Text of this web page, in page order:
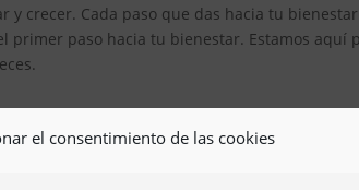
el consentimiento de las cookies
crecer. Cada paso que das hacia tu
primer paso hacia tu bienestar. Estamos aquí